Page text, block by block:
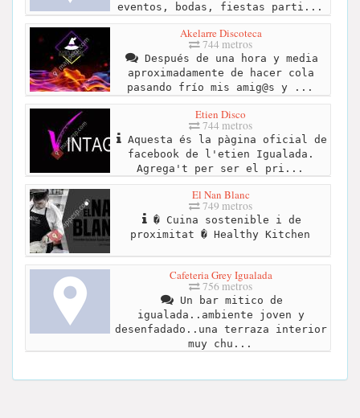
eventos, bodas, fiestas parti...
Akelarre Discoteca
744 metros
Después de una hora y media
aproximadamente de hacer cola
pasando frío mis amig@s y ...
Etien Disco
744 metros
Aquesta és la pàgina oficial de
facebook de l'etien Igualada.
Agrega't per ser el pri...
El Nan Blanc
749 metros
� Cuina sostenible i de
proximitat � Healthy Kitchen
Cafeteria Grey Igualada
756 metros
Un bar mitico de
igualada..ambiente joven y
desenfadado..una terraza interior
muy chu...